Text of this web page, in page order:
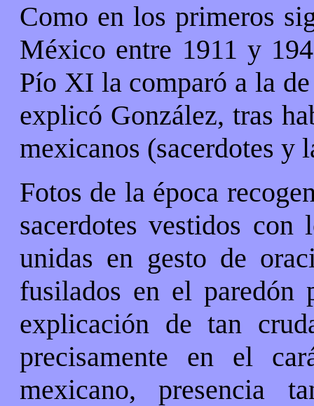
Como en los primeros
México entre 1911 y
Pío XI la comparó a la
explicó González, tras
mexicanos (sacerdotes y
Fotos de la época
sacerdotes vestidos con
unidas en gesto de
fusilados en el paredón
explicación de tan
precisamente en el
mexicano, presencia